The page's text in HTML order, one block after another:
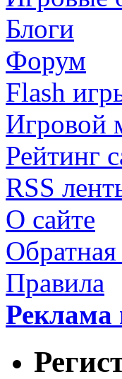
Блоги
Форум
Flash
Игровой
Рейтинг
RSS
О сайте
Обратная
Правила
Реклама